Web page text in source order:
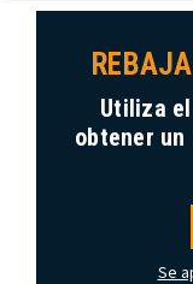
Utiliza
obtener un
Se